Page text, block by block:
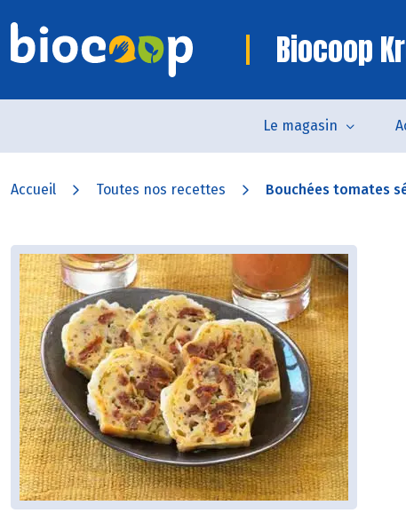
Biocoop
Le magasin
Accueil Toutes nos recettes Bouchées tomates